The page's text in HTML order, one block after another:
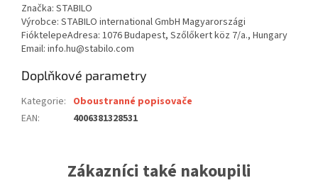
Značka: STABILO
Výrobce: STABILO international GmbH Magyarországi
FióktelepeAdresa: 1076 Budapest, Szőlőkert köz 7/a., Hungary
Email: info.hu@stabilo.com
Doplňkové parametry
Kategorie: Oboustranné popisovače
EAN: 4006381328531
Zákazníci také nakoupili